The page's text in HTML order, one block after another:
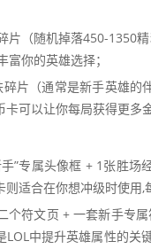
片（随机掉落450-1350
富你的英雄选择；
片（通常是新手英雄的
可以让你每局获得更多
”专属头像框 + 1张胜
适合在你想冲级时使用,
个符文页 + 一套新手专
LOL中提升英雄属性的关